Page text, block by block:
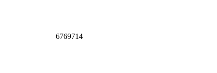
6769714